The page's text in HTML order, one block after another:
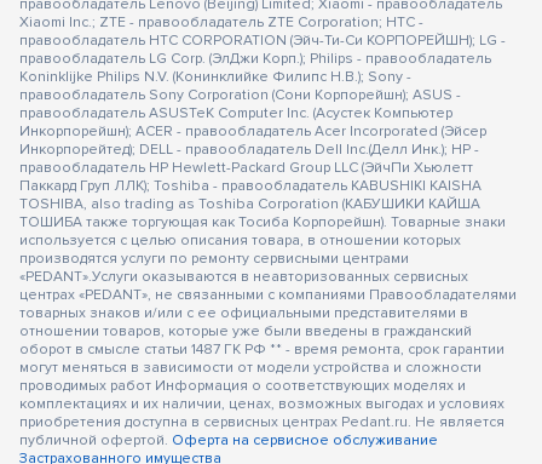
правообладатель Lenovo (Beijing) Limited; Xiaomi - правообладатель
Xiaomi Inc.; ZTE - правообладатель ZTE Corporation; HTC -
правообладатель HTC CORPORATION (Эйч-Ти-Си КОРПОРЕЙШН); LG -
правообладатель LG Corp. (ЭлДжи Корп.); Philips - правообладатель
Koninklijke Philips N.V. (Конинклийке Филипс Н.В.); Sony -
правообладатель Sony Corporation (Сони Корпорейшн); ASUS -
правообладатель ASUSTeK Computer Inc. (Асустек Компьютер
Инкорпорейшн); ACER - правообладатель Acer Incorporated (Эйсер
Инкорпорейтед); DELL - правообладатель Dell Inc.(Делл Инк.); HP -
правообладатель HP Hewlett-Packard Group LLC (ЭйчПи Хьюлетт
Паккард Груп ЛЛК); Toshiba - правообладатель KABUSHIKI KAISHA
TOSHIBA, also trading as Toshiba Corporation (КАБУШИКИ КАЙША
ТОШИБА также торгующая как Тосиба Корпорейшн). Товарные знаки
используется с целью описания товара, в отношении которых
производятся услуги по ремонту сервисными центрами
«PEDANT».Услуги оказываются в неавторизованных сервисных
центрах «PEDANT», не связанными с компаниями Правообладателями
товарных знаков и/или с ее официальными представителями в
отношении товаров, которые уже были введены в гражданский
оборот в смысле статьи 1487 ГК РФ ** - время ремонта, срок гарантии
могут меняться в зависимости от модели устройства и сложности
проводимых работ Информация о соответствующих моделях и
комплектациях и их наличии, ценах, возможных выгодах и условиях
приобретения доступна в сервисных центрах Pedant.ru. Не является
публичной офертой. Оферта на сервисное обслуживание
Застрахованного имущества